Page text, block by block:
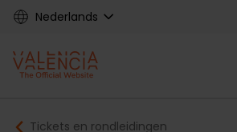
Skip
content
Nederlands
Main
Tickets en rondleidingen